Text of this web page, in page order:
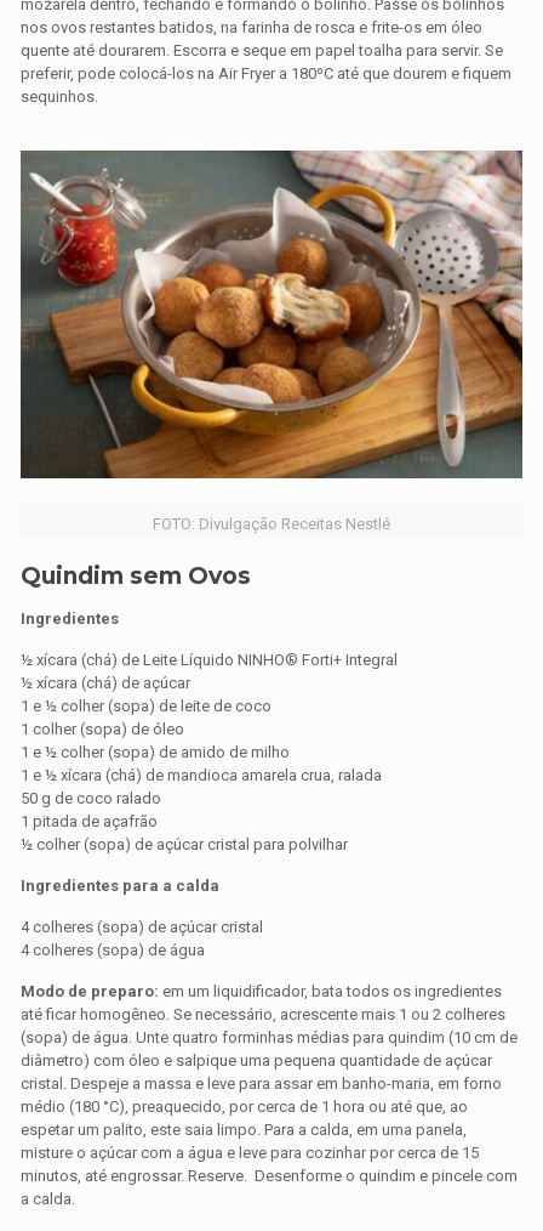
mozarela dentro, fechando e formando o bolinho. Passe os bolinhos
nos ovos restantes batidos, na farinha de rosca e frite-os em óleo
quente até dourarem. Escorra e seque em papel toalha para servir. Se
preferir, pode colocá-los na Air Fryer a 180ºC até que dourem e fiquem
sequinhos.
FOTO: Divulgação Receitas Nestlé
Quindim sem Ovos
Ingredientes
½ xícara (chá) de Leite Líquido NINHO® Forti+ Integral
½ xícara (chá) de açúcar
1 e ½ colher (sopa) de leite de coco
1 colher (sopa) de óleo
1 e ½ colher (sopa) de amido de milho
1 e ½ xícara (chá) de mandioca amarela crua, ralada
50 g de coco ralado
1 pitada de açafrão
½ colher (sopa) de açúcar cristal para polvilhar
Ingredientes para a calda
4 colheres (sopa) de açúcar cristal
4 colheres (sopa) de água
Modo de preparo: em um liquidificador, bata todos os ingredientes
até ficar homogêneo. Se necessário, acrescente mais 1 ou 2 colheres
(sopa) de água. Unte quatro forminhas médias para quindim (10 cm de
diâmetro) com óleo e salpique uma pequena quantidade de açúcar
cristal. Despeje a massa e leve para assar em banho-maria, em forno
médio (180 °C), preaquecido, por cerca de 1 hora ou até que, ao
espetar um palito, este saia limpo. Para a calda, em uma panela,
misture o açúcar com a água e leve para cozinhar por cerca de 15
minutos, até engrossar. Reserve. Desenforme o quindim e pincele com
a calda.